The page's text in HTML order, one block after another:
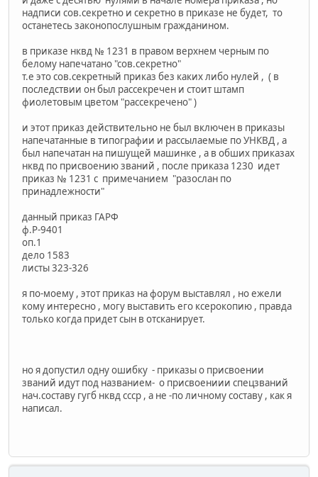
надписи сов.секретно и секретно в приказе не будет, то
останетесь законопослушным гражданином.
в приказе нквд № 1231 в правом верхнем черным по
белому напечатано "сов.секретно"
т.е это сов.секретный приказ без каких либо нулей , ( в
последствии он был рассекречен и стоит штамп
фиолетовым цветом "рассекречено" )
и этот приказ действительно не был включен в приказы
напечатанные в типографии и рассылаемые по УНКВД , а
был напечатан на пишущей машинке , а в обших приказах
нквд по присвоению званий , после приказа 1230 идет
приказ № 1231 с примечанием "разослан по
принадлежности"
данный приказ ГАРФ
ф.Р-9401
оп.1
дело 1583
листы 323-326
я по-моему , этот приказ на форум выставлял , но ежели
кому интересно , могу выставить его ксерокопию , правда
только когда придет сын в отсканирует.
но я допустил одну ошибку - приказы о присвоении
званий идут под названием- о присвоениии спецзваний
нач.составу гугб нквд ссср , а не -по личному составу , как я
написал.